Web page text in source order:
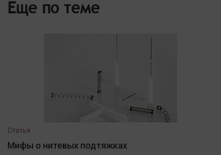
Еще по теме
Статья
Мифы о нитевых подтяжках